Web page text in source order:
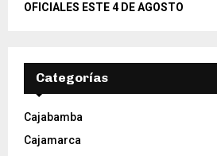
OFICIALES ESTE 4 DE AGOSTO
Categorías
Cajabamba
Cajamarca